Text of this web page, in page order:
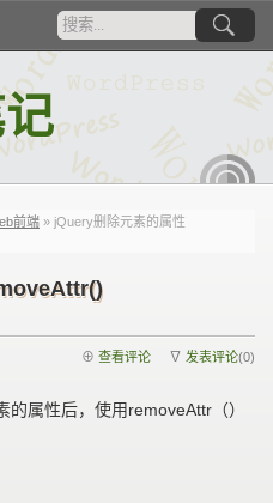
前端 » jQuery删除元素的属性
∇ 发表评论(0)
⊕ 查看评论
属性后，使用removeAttr（）